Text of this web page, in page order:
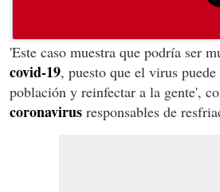
'Este caso muestra que podría ser
covid-19, puesto que el virus
población y reinfectar a la gente',
coronavirus responsables de